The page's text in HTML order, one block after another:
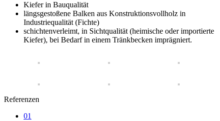
Kiefer in Bauqualität
längsgestoßene Balken aus Konstruktionsvollholz in
Industriequalität (Fichte)
schichtenverleimt, in Sichtqualität (heimische oder importierte
Kiefer), bei Bedarf in einem Tränkbecken imprägniert.
Referenzen
01